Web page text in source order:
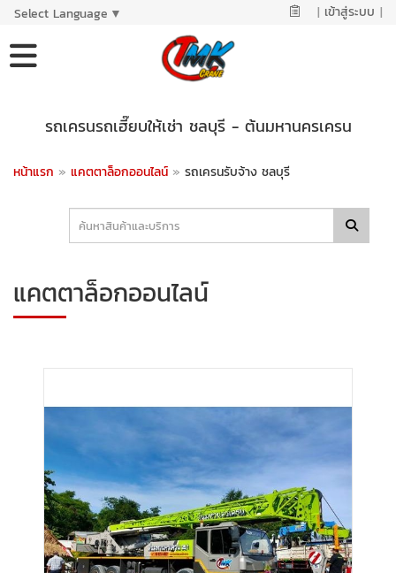
Select Language ▼ | เข้าสู่ระบบ |
รถเครนรถเฮี๊ยบให้เช่า ชลบุรี - ต้นมหานครเครน
หน้าแรก » แคตตาล็อกออนไลน์ » รถเครนรับจ้าง ชลบุรี
แคตตาล็อกออนไลน์